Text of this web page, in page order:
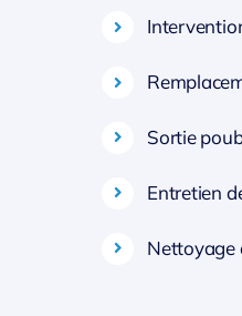
Sortie
Entretien
Nettoyage